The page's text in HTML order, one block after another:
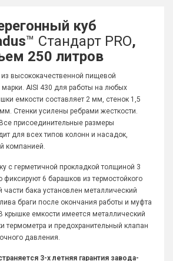
куб
™ Стандарт PRO,
250 литров
из высококачественной пищевой
AISI 430 для работы на любых
емкости составляет 2 мм, стенок 1,5
Стенки усилены ребрами жесткости.
присоединительные размеры
для всех типов колонн и насадок,
компанией.
с герметичной прокладкой толщиной 3
6 барашков из термостойкого
бака установлен металлический
браги после окончания работы и муфта
емкости имеется металлический
термометра и предохранительный клапан
давления.
3-х летняя гарантия завода-